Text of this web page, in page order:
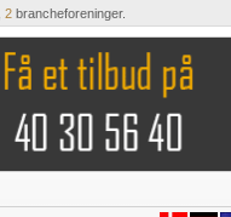
2brancheforeninger.